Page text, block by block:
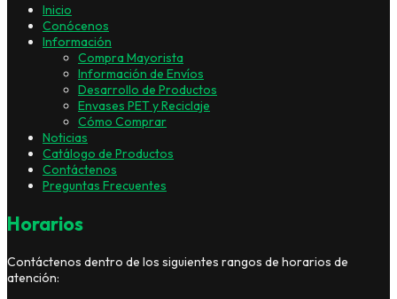
Inicio
Conócenos
Información
Compra Mayorista
Información de Envíos
Desarrollo de Productos
Envases PET y Reciclaje
Cómo Comprar
Noticias
Catálogo de Productos
Contáctenos
Preguntas Frecuentes
Horarios
Contáctenos dentro de los siguientes rangos de horarios de
atención: